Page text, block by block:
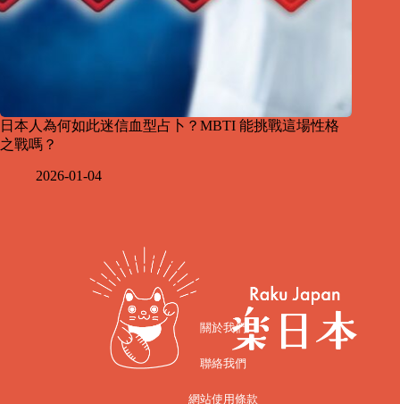
日本人為何如此迷信血型占卜？MBTI 能挑戰這場性格
之戰嗎？
2026-01-04
關於我們
聯絡我們
網站使用條款